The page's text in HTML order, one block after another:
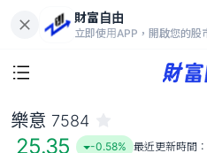
財富自由
立即使用APP，開啟您的股
25.35
-
樂意 7584
25.35 -0.58% 最近更新時間：